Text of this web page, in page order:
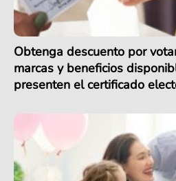
Obtenga descuento por
marcas y beneficios
presenten el certificado